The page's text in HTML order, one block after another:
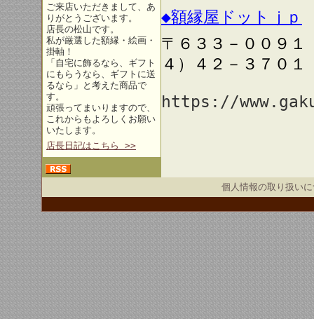
ご来店いただきまして、あ
りがとうございます。
店長の松山です。
私が厳選した額縁・絵画・
掛軸！
「自宅に飾るなら、ギフト
にもらうなら、ギフトに送
るなら」と考えた商品で
す。
頑張ってまいりますので、
これからもよろしくお願い
いたします。
店長日記はこちら >>
◆額縁屋ドットｊｐ
〒６３３－００９
４）４２－３７０
https://
個人情報の取り扱い